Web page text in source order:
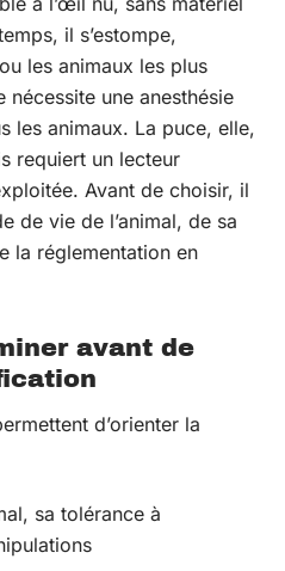
il s’estompe,
les animaux les plus
une anesthésie
les animaux. La puce, elle,
requiert un lecteur
Avant de choisir, il
de vie de l’animal, de sa
la réglementation en
avant de
d’orienter la
sa tolérance à